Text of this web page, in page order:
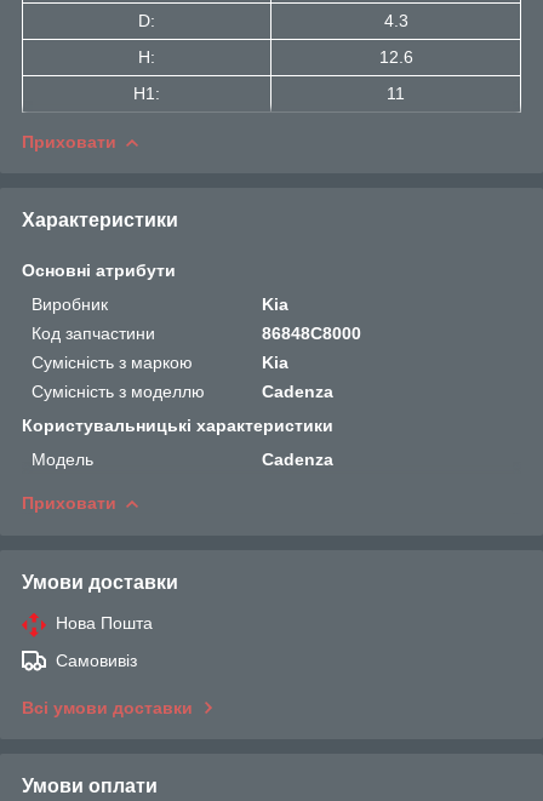
D:
4.3
H:
12.6
H1:
11
Приховати
Характеристики
Основні атрибути
Виробник
Kia
Код запчастини
86848C8000
Сумісність з маркою
Kia
Сумісність з моделлю
Cadenza
Користувальницькі характеристики
Мoдель
Cadenza
Приховати
Умови доставки
Нова Пошта
Самовивіз
Всі умови доставки
Умови оплати